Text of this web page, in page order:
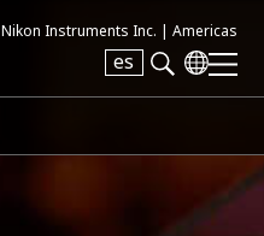
Nikon Instruments Inc. | Americas
es